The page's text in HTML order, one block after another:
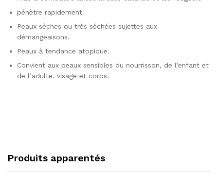
pénètre rapidement.
Peaux sèches ou très séchées sujettes aux
démangeaisons.
Peaux à tendance atopique.
Convient aux peaux sensibles du nourrisson, de l’enfant et
de l’adulte. visage et corps.
Produits apparentés